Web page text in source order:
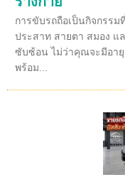
การขับรถถือเป็นกิจกรร
ประสาท สายตา สมอง แ
ซับซ้อน ไม่ว่าคุณจะมีอายุ
พร้อม...